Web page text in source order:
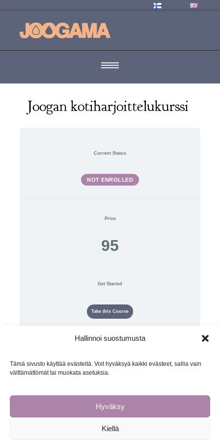
Hallinnoi suostumusta
Tämä sivusto käyttää evästeitä. Voit hyväksyä kaikki evästeet, sallia vain
välttämättömät tai muokata asetuksia.
Hyväksy
Kiellä
Joogan kotiharjoittelukurssi
Current Status
NOT ENROLLED
Price
95
Get Started
Take this Course
harjoituksesi itsenäisesti kotioloissa.